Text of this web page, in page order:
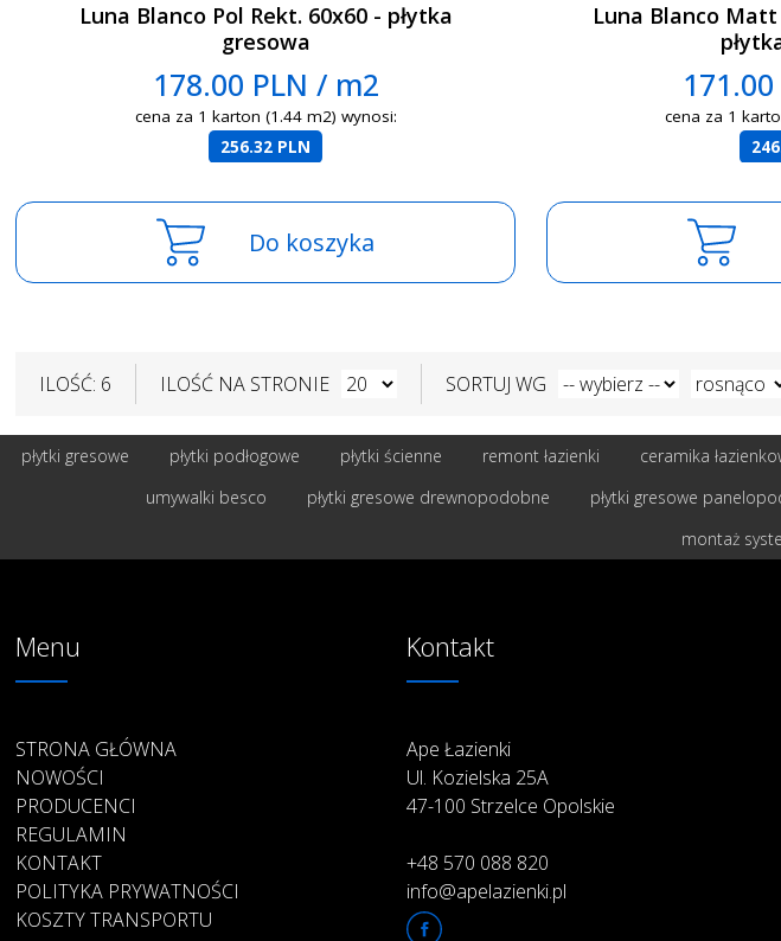
Luna Blanco Pol Rekt. 60x60 - płytka
gresowa
178.00 PLN / m2
cena za 1 karton (1.44 m2) wynosi:
256.32 PLN
Do koszyka
Luna Blanco Matt
cena za 1
ILOŚĆ: 6 ILOŚĆ NA STRONIE SORTUJ WG
płytki gresowe płytki podłogowe płytki ścienne remont łazienki ceramika
umywalki besco
płytki gresowe drewnopodobne płytki gresowe
montaż
Menu
STRONA GŁÓWNA
NOWOŚCI
PRODUCENCI
REGULAMIN
KONTAKT
POLITYKA PRYWATNOŚCI
KOSZTY TRANSPORTU
Kontakt
Ape Łazienki
Ul. Kozielska 25A
47-100 Strzelce Opolskie
+48 570 088 820
info@apelazienki.pl